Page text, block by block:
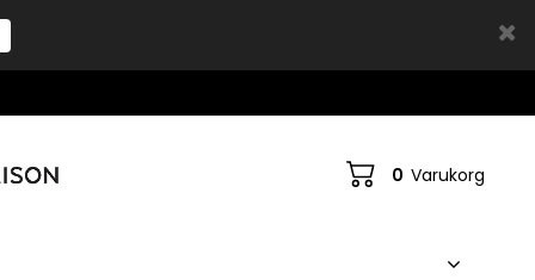
0 Varukorg